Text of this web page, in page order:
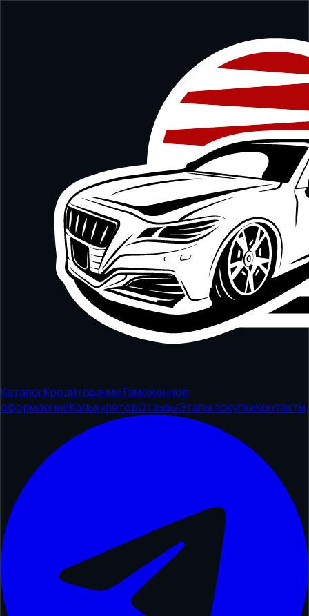
КаталогКредитованиеТаможенное
оформлениеКалькуляторОтзывыЭтапы покупкиКонтакты